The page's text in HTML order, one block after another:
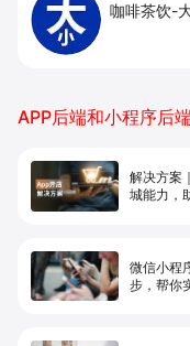
咖啡茶饮-
解决方案
城能⼒，
微信小程
步，帮你